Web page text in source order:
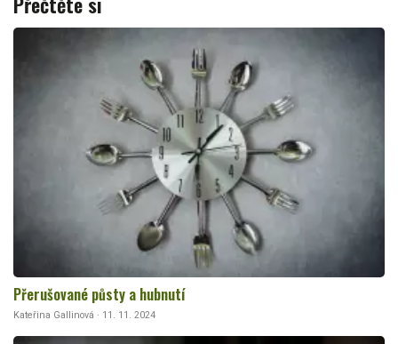
Přerušované půsty a hubnutí
Kateřina Gallinová · 11. 11. 2024